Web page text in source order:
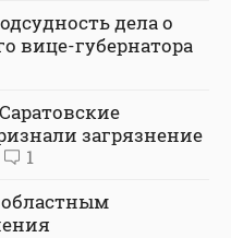
дела о
вице-губернатора
загрязнение
1
областным